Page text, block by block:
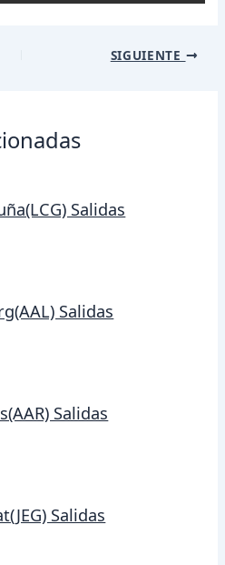
SIGUIENTE
Salidas
Salidas
Salidas
Salidas